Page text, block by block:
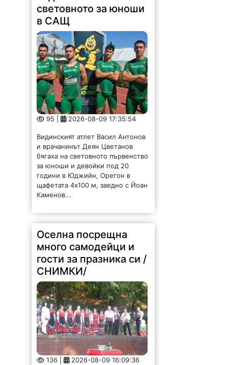
световното за юноши
в САЩ
95 | 2026-08-09 17:35:54
Видинският атлет Васил Антонов
и врачанинът Деян Цветанов
бягаха на световното първенство
за юноши и девойки под 20
години в Юджийн, Орегон в
щафетата 4х100 м, заедно с Йоан
Каменов...
Оселна посрещна
много самодейци и
гости за празника си /
СНИМКИ/
136 | 2026-08-09 16:09:36